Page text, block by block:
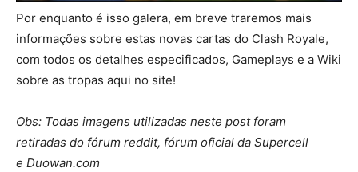
Por enquanto é isso galera, em breve traremos mais
informações sobre estas novas cartas do Clash Royale,
com todos os detalhes especificados, Gameplays e a Wiki
sobre as tropas aqui no site!
Obs: Todas imagens utilizadas neste post foram
retiradas do fórum reddit, fórum oficial da Supercell
e Duowan.com